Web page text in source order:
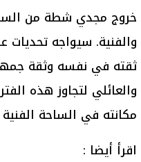
خروج مجدي شطة من
والفنية. سيواجه
ثقته في نفسه وثقة
والعائلي لتجاوز هذه
مكانته في الساحة الفنية
اقرأ أيضا :